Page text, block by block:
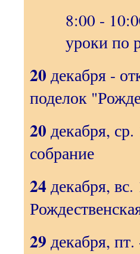
8:00 -
уроки по
20 декабря -
поделок
20 декабря,
собрание
24 декабря,
29 декабря,